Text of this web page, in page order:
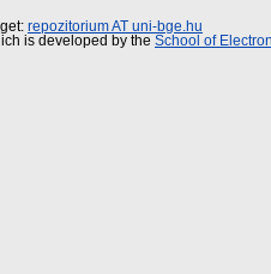
repozitorium AT uni-bge.hu
is developed by the School of